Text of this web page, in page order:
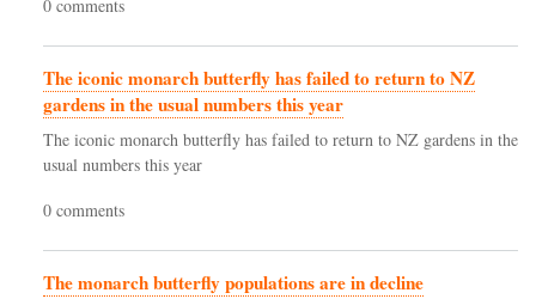
0 comments
The iconic monarch butterfly has failed to return to NZ
gardens in the usual numbers this year
The iconic monarch butterfly has failed to return to NZ gardens in the
usual numbers this year
0 comments
The monarch butterfly populations are in decline